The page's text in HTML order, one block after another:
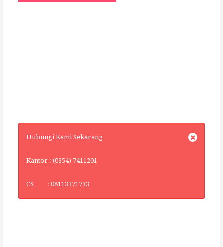
Hubungi Kami Sekarang
Kantor : (0354) 7411201
CS : 08113371733